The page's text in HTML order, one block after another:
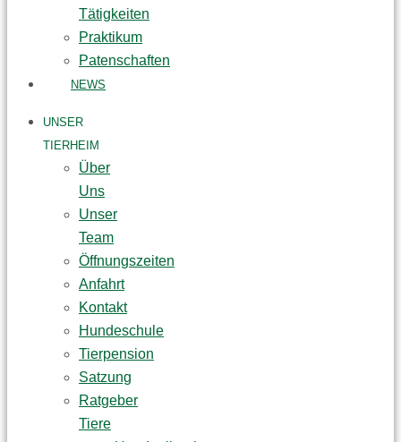
Tätigkeiten
Praktikum
Patenschaften
NEWS
UNSER
TIERHEIM
Über
Uns
Unser
Team
Öffnungszeiten
Anfahrt
Kontakt
Hundeschule
Tierpension
Satzung
Ratgeber
Tiere